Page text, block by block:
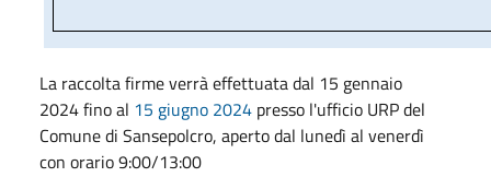
La raccoltafirmeverrà effettuata dal 15 gennaio
2024fino al 15 giugno 2024 presso l'ufficio URP del
Comune di Sansepolcro, aperto dal lunedì al venerdì
con orario 9:00/13:00